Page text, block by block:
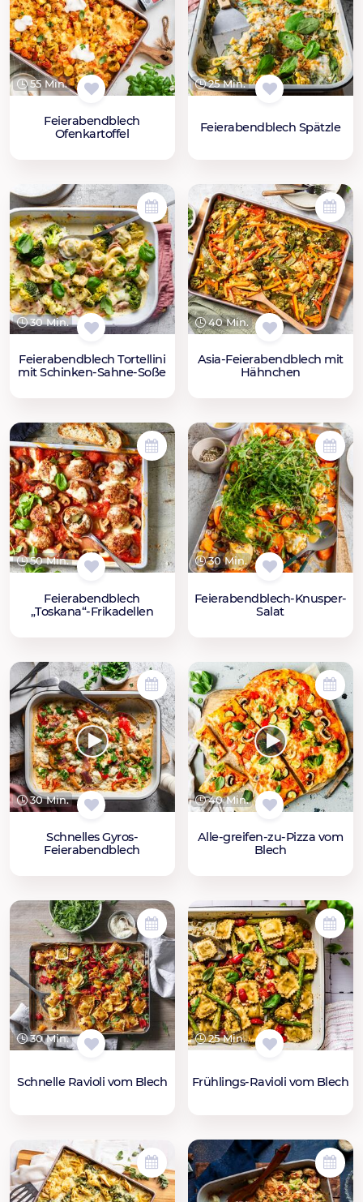
55 Min.
Feierabendblech
Ofenkartoffel
25 Min.
Feierabendblech Spätzle
30 Min.
Feierabendblech Tortellini
mit Schinken-Sahne-Soße
40 Min.
Asia-Feierabendblech mit
Hähnchen
50 Min.
Feierabendblech
„Toskana“-Frikadellen
30 Min.
Feierabendblech-Knusper-
Salat
30 Min.
Schnelles Gyros-
Feierabendblech
40 Min.
Alle-greifen-zu-Pizza vom
Blech
30 Min.
Schnelle Ravioli vom Blech
25 Min.
Frühlings-Ravioli vom Blech